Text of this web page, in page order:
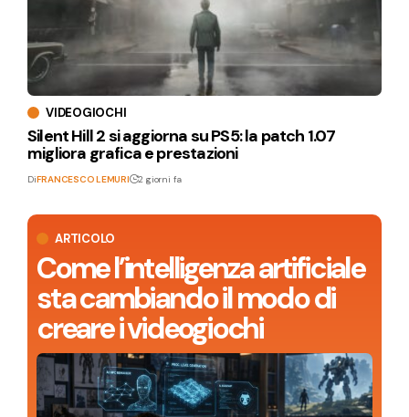
ARTICOLO
Come l’intelligenza artificiale
sta cambiando il modo di
creare i videogiochi
VIDEOGIOCHI
Silent Hill 2 si aggiorna su PS5: la patch 1.07
migliora grafica e prestazioni
DiFRANCESCO LEMURI 2 giorni fa